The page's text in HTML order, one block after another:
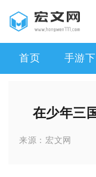
首页 手游
在少年三
来源： 宏文网